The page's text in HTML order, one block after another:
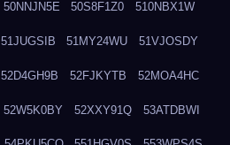
50NNJN5E 50S8F1Z0 510NBX1W
51JUGSIB 51MY24WU 51VJOSDY
52D4GH9B 52FJKYTB 52MOA4HC
52W5K0BY 52XXY91Q 53ATDBWI